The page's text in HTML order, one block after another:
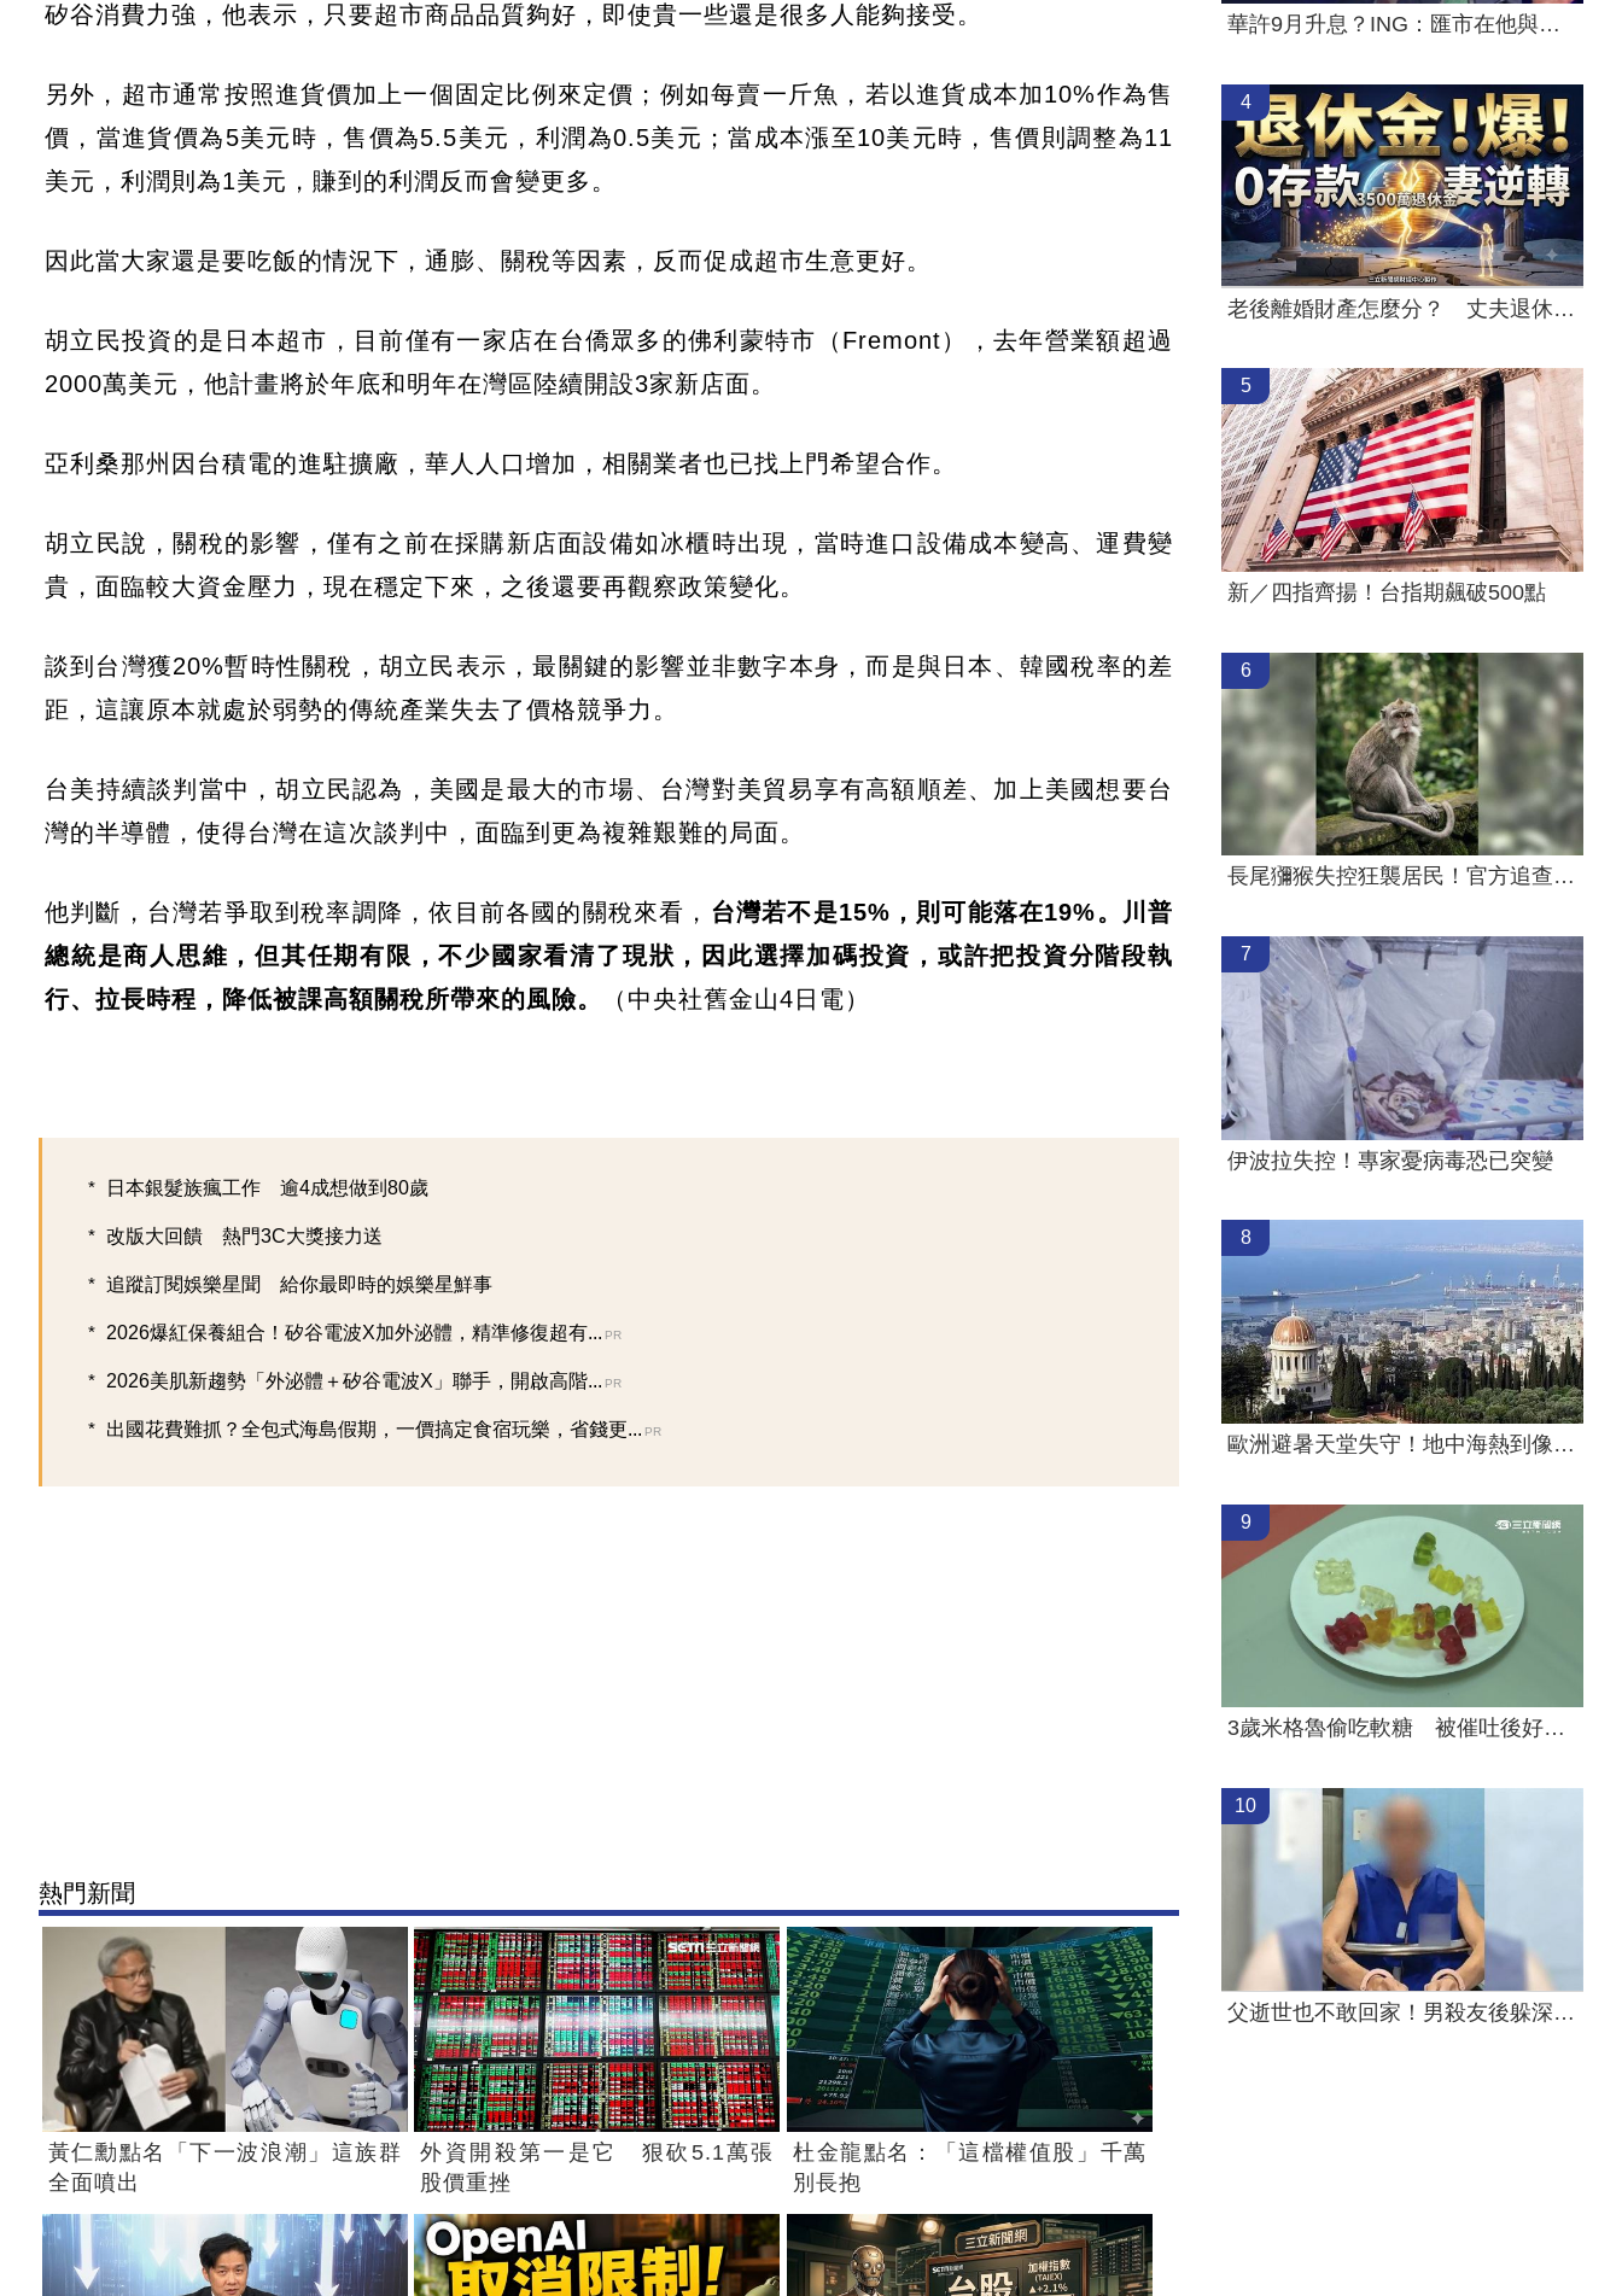
矽谷消費力強，他表示，只要超市商品品質夠好，即使貴一些還是很多人能夠接受。
另外，超市通常按照進貨價加上一個固定比例來定價；例如每賣一斤魚，若以進貨成本加10%作為售
價，當進貨價為5美元時，售價為5.5美元，利潤為0.5美元；當成本漲至10美元時，售價則調整為11
美元，利潤則為1美元，賺到的利潤反而會變更多。
因此當大家還是要吃飯的情況下，通膨、關稅等因素，反而促成超市生意更好。
胡立民投資的是日本超市，目前僅有一家店在台僑眾多的佛利蒙特市（Fremont），去年營業額超過
2000萬美元，他計畫將於年底和明年在灣區陸續開設3家新店面。
亞利桑那州因台積電的進駐擴廠，華人人口增加，相關業者也已找上門希望合作。
胡立民說，關稅的影響，僅有之前在採購新店面設備如冰櫃時出現，當時進口設備成本變高、運費變
貴，面臨較大資金壓力，現在穩定下來，之後還要再觀察政策變化。
談到台灣獲20%暫時性關稅，胡立民表示，最關鍵的影響並非數字本身，而是與日本、韓國稅率的差
距，這讓原本就處於弱勢的傳統產業失去了價格競爭力。
台美持續談判當中，胡立民認為，美國是最大的市場、台灣對美貿易享有高額順差、加上美國想要台
灣的半導體，使得台灣在這次談判中，面臨到更為複雜艱難的局面。
他判斷，台灣若爭取到稅率調降，依目前各國的關稅來看， 台灣若不是15%，則可能落在19%。川普
總統是商人思維，但其任期有限，不少國家看清了現狀，因此選擇加碼投資，或許把投資分階段執
行、拉長時程，降低被課高額關稅所帶來的風險。
（中央社舊金山4日電）
日本銀髮族瘋工作 逾4成想做到80歲
改版大回饋 熱門3C大獎接力送
追蹤訂閱娛樂星聞 給你最即時的娛樂星鮮事
2026爆紅保養組合！矽谷電波X加外泌體，精準修復超有... PR
2026美肌新趨勢「外泌體＋矽谷電波X」聯手，開啟高階... PR
出國花費難抓？全包式海島假期，一價搞定食宿玩樂，省錢更... PR
熱門新聞
黃仁勳點名「下一波浪潮」這族群
全面噴出
外資開殺第一是它 狠砍5.1萬張
股價重挫
杜金龍點名：「這檔權值股」千萬
別長抱
華許9月升息？ING：匯市在他與戰爭間拉鋸
4
老後離婚財產怎麼分？ 丈夫退休金拒分
5
新／四指齊揚！台指期飆破500點
6
長尾獼猴失控狂襲居民！官方追查異常原因
7
伊波拉失控！專家憂病毒恐已突變
8
歐洲避暑天堂失守！地中海熱到像溫泉
9
3歲米格魯偷吃軟糖 被催吐後好有戲
10
父逝世也不敢回家！男殺友後躲深山21年